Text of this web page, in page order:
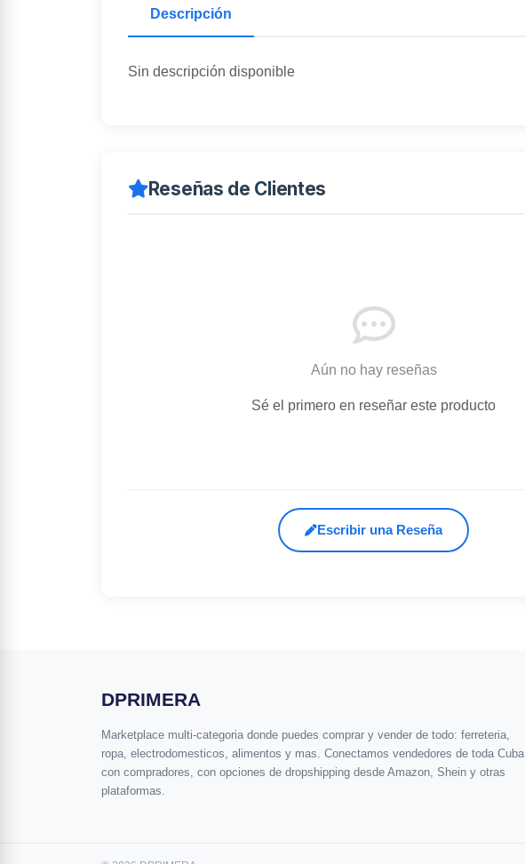
Descripción
Sin descripción disponible
Reseñas de Clientes
Aún no hay reseñas
Sé el primero en reseñar este producto
Escribir una Reseña
DPRIMERA
Marketplace multi-categoria donde puedes comprar y vender de todo: ferreteria,
ropa, electrodomesticos, alimentos y mas. Conectamos vendedores de toda Cuba
con compradores, con opciones de dropshipping desde Amazon, Shein y otras
plataformas.